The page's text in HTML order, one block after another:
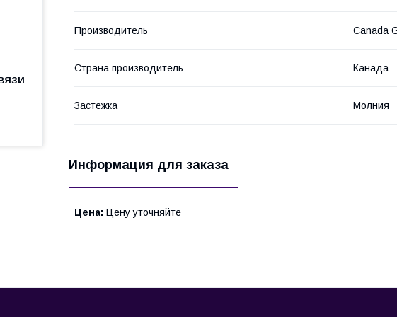
Производитель Canada
Страна производитель Канада
Застежка Молния
Информация для заказа
Цена: Цену уточняйте